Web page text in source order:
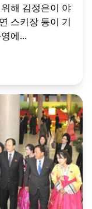
해 김정은이 야
스키장 등이 기
에...